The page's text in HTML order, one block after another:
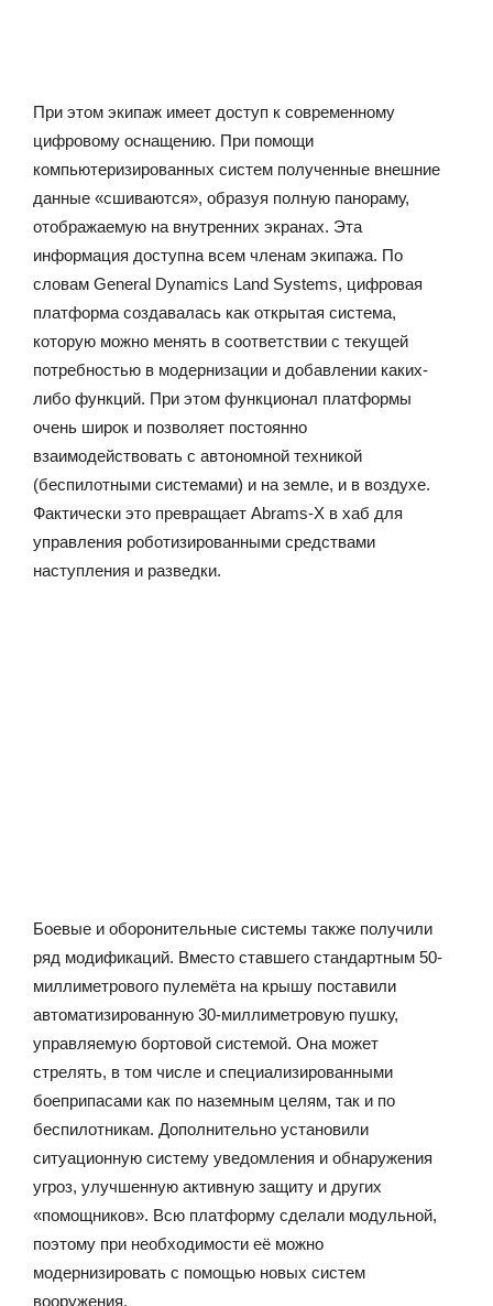
При этом экипаж имеет доступ к современному
цифровому оснащению. При помощи
компьютеризированных систем полученные внешние
данные «сшиваются», образуя полную панораму,
отображаемую на внутренних экранах. Эта
информация доступна всем членам экипажа. По
словам General Dynamics Land Systems, цифровая
платформа создавалась как открытая система,
которую можно менять в соответствии с текущей
потребностью в модернизации и добавлении каких-
либо функций. При этом функционал платформы
очень широк и позволяет постоянно
взаимодействовать с автономной техникой
(беспилотными системами) и на земле, и в воздухе.
Фактически это превращает Abrams-X в хаб для
управления роботизированными средствами
наступления и разведки.
Боевые и оборонительные системы также получили
ряд модификаций. Вместо ставшего стандартным 50-
миллиметрового пулемёта на крышу поставили
автоматизированную 30-миллиметровую пушку,
управляемую бортовой системой. Она может
стрелять, в том числе и специализированными
боеприпасами как по наземным целям, так и по
беспилотникам. Дополнительно установили
ситуационную систему уведомления и обнаружения
угроз, улучшенную активную защиту и других
«помощников». Всю платформу сделали модульной,
поэтому при необходимости её можно
модернизировать с помощью новых систем
вооружения.